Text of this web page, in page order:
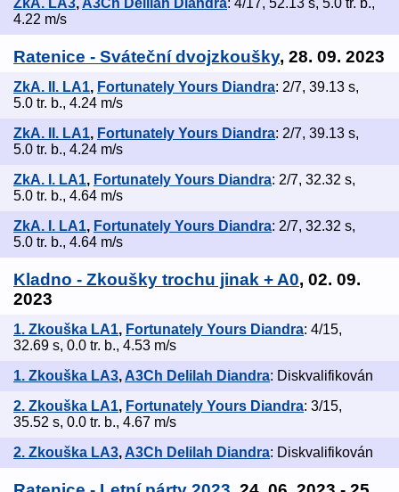
ZkA. LA3, A3Ch Delilah Diandra: 4/17, 52.13 s, 5.0 tr. b.,
4.22 m/s
Ratenice - Sváteční dvojzkoušky, 28. 09. 2023
ZkA. II. LA1, Fortunately Yours Diandra: 2/7, 39.13 s,
5.0 tr. b., 4.24 m/s
ZkA. II. LA1, Fortunately Yours Diandra: 2/7, 39.13 s,
5.0 tr. b., 4.24 m/s
ZkA. I. LA1, Fortunately Yours Diandra: 2/7, 32.32 s,
5.0 tr. b., 4.64 m/s
ZkA. I. LA1, Fortunately Yours Diandra: 2/7, 32.32 s,
5.0 tr. b., 4.64 m/s
Kladno - Zkoušky trochu jinak + A0, 02. 09.
2023
1. Zkouška LA1, Fortunately Yours Diandra: 4/15,
32.69 s, 0.0 tr. b., 4.53 m/s
1. Zkouška LA3, A3Ch Delilah Diandra: Diskvalifikován
2. Zkouška LA1, Fortunately Yours Diandra: 3/15,
35.52 s, 0.0 tr. b., 4.67 m/s
2. Zkouška LA3, A3Ch Delilah Diandra: Diskvalifikován